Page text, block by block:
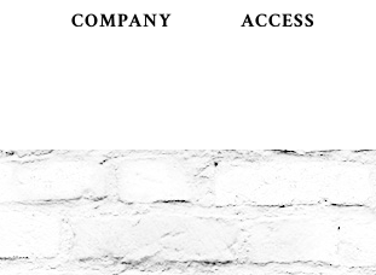
COMPANY
ACCESS